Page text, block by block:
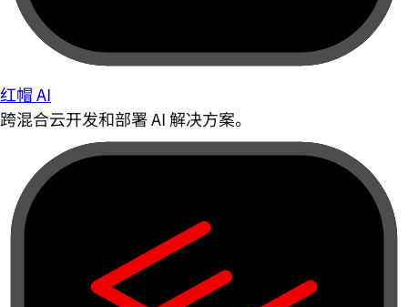
红帽 AI
跨混合云开发和部署 AI 解决方案。